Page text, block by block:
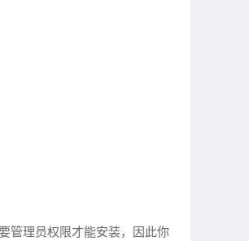
管理员权限才能安装，因此你